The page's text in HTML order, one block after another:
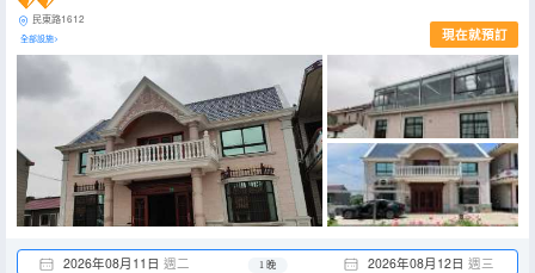
民東路1612
全部設施> 現在就預訂
2026年08月11日 週二 2026年08月12日 週三
1 晚